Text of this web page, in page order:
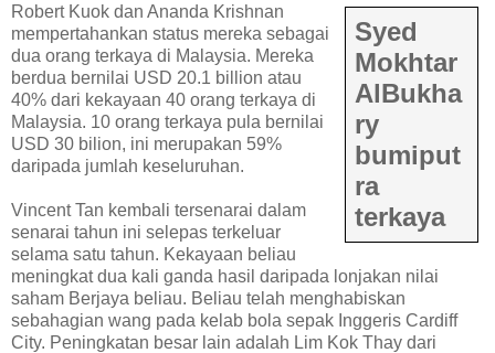
Syed
Mokhtar
AlBukha
ry
bumiput
ra
terkaya
Robert Kuok dan Ananda Krishnan
mempertahankan status mereka sebagai
dua orang terkaya di Malaysia. Mereka
berdua bernilai USD 20.1 billion atau
40% dari kekayaan 40 orang terkaya di
Malaysia. 10 orang terkaya pula bernilai
USD 30 bilion, ini merupakan 59%
daripada jumlah keseluruhan.
Vincent Tan kembali tersenarai dalam
senarai tahun ini selepas terkeluar
selama satu tahun. Kekayaan beliau
meningkat dua kali ganda hasil daripada lonjakan nilai
saham Berjaya beliau. Beliau telah menghabiskan
sebahagian wang pada kelab bola sepak Inggeris Cardiff
City. Peningkatan besar lain adalah Lim Kok Thay dari